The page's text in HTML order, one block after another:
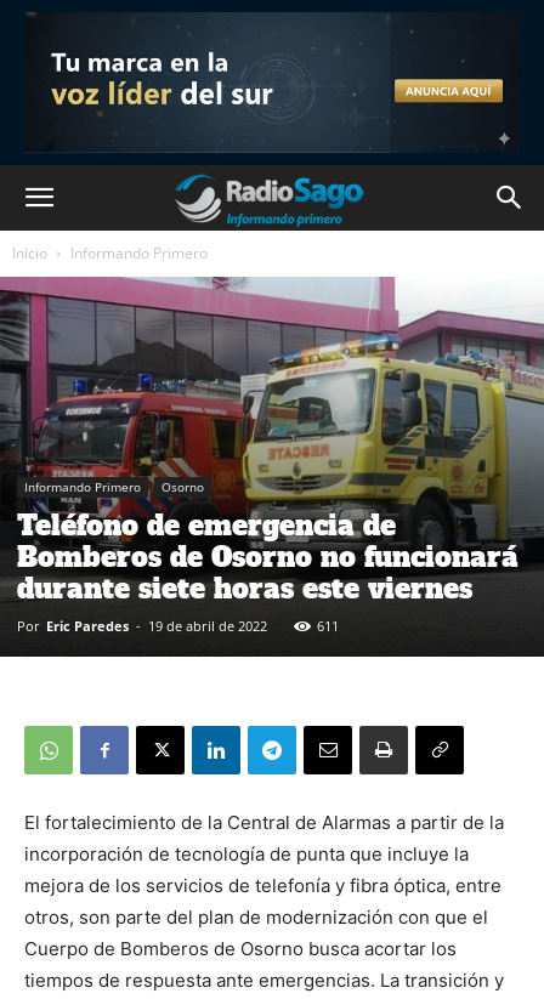
Inicio Informando Primero
Informando Primero Osorno
Teléfono de emergencia de
Bomberos de Osorno no funcionará
durante siete horas este viernes
Por Eric Paredes - 19 de abril de 2022 611
El fortalecimiento de la Central de Alarmas a partir de la
incorporación de tecnología de punta que incluye la
mejora de los servicios de telefonía y fibra óptica, entre
otros, son parte del plan de modernización con que el
Cuerpo de Bomberos de Osorno busca acortar los
tiempos de respuesta ante emergencias. La transición y